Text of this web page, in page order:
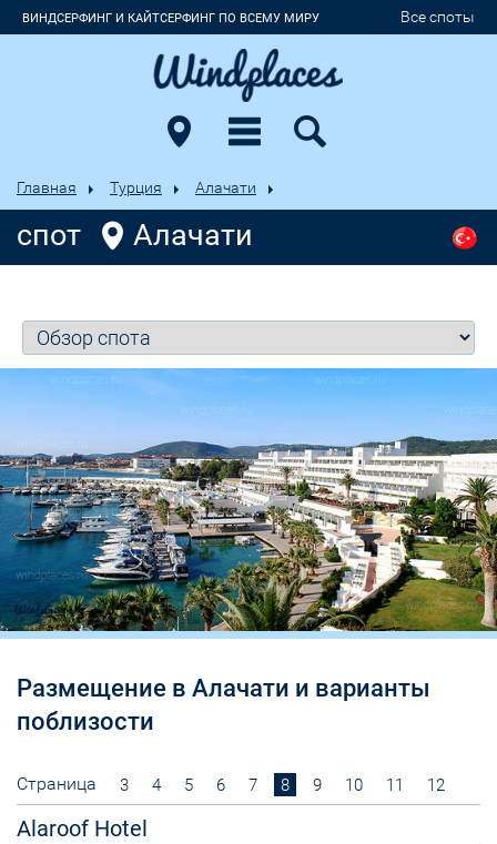
ВИНДСЕРФИНГ И КАЙТСЕРФИНГ ПО ВСЕМУ МИРУ Все споты
Главная Турция Алачати
спот Алачати
Размещение в Алачати и варианты
поблизости
Страница 3 4 5 6 7 8 9 10 11 12
Alaroof Hotel